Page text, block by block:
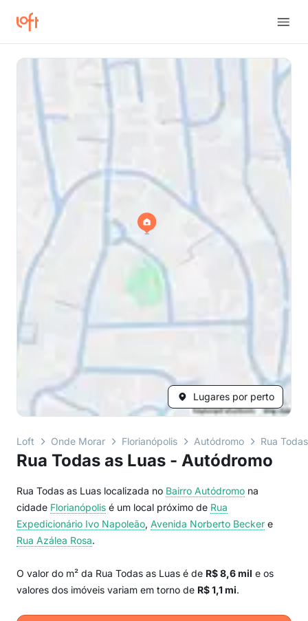
Lugares por perto
Loft Onde Morar Florianópolis Autódromo Rua
Rua Todas as Luas - Autódromo
Rua Todas as Luas localizada no Bairro Autódromo na
cidade Florianópolis é um local próximo de Rua
Expedicionário Ivo Napoleão, Avenida Norberto Becker e
Rua Azálea Rosa.
O valor do m² da Rua Todas as Luas é de R$ 8,6 mil e os
valores dos imóveis variam em torno de R$ 1,1 mi.